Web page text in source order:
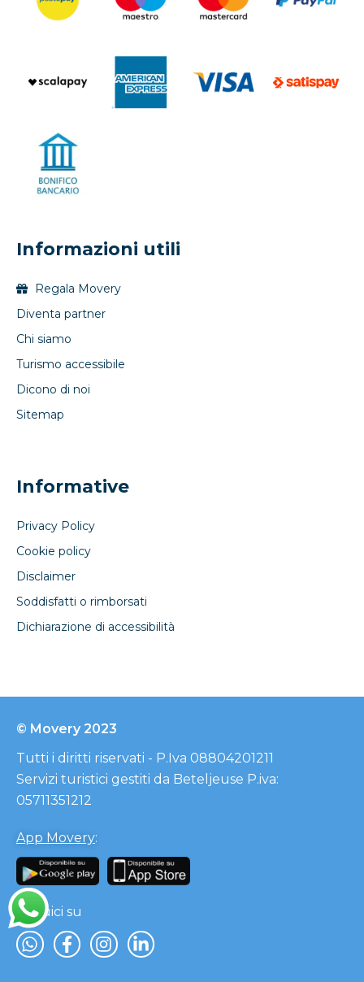
Informazioni utili
Regala Movery
Diventa partner
Chi siamo
Turismo accessibile
Dicono di noi
Sitemap
Informative
Privacy Policy
Cookie policy
Disclaimer
Soddisfatti o rimborsati
Dichiarazione di accessibilità
© Movery 2023
Tutti i diritti riservati - P.Iva 08804201211
Servizi turistici gestiti da Beteljeuse P.iva:
05711351212
App Movery:
Seguici su